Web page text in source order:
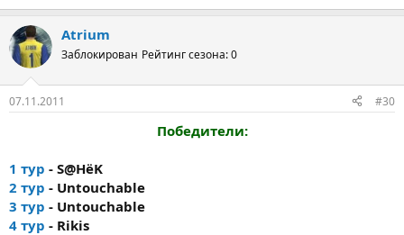
Atrium
Заблокирован Рейтинг сезона: 0
07.11.2011 #30
Победители:
1 тур - S@HёK
2 тур - Untouchable
3 тур - Untouchable
4 тур - Rikis